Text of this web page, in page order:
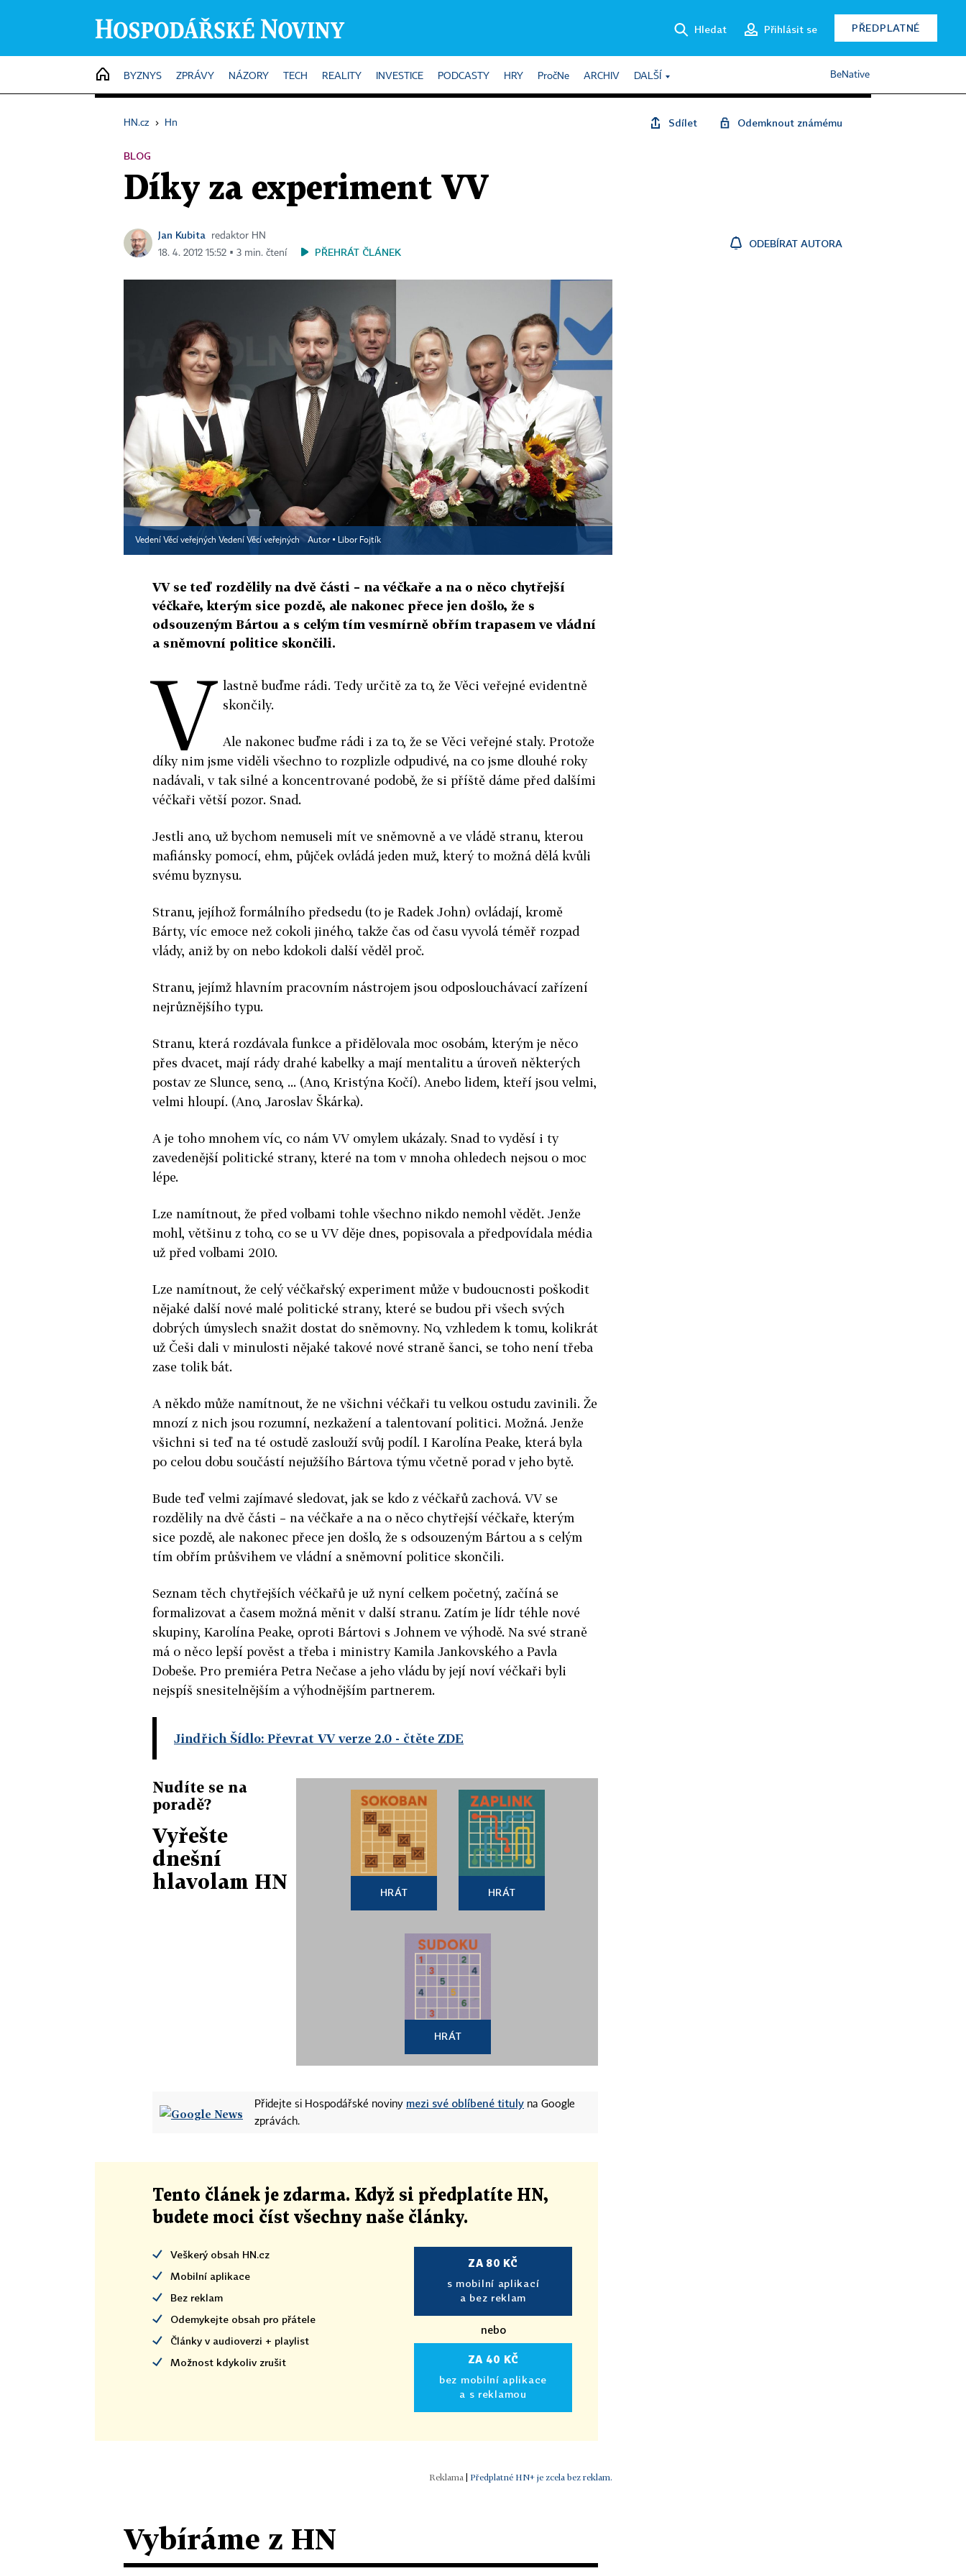
Hledat Přihlásit se PŘEDPLATNÉ
HOME
BYZNYS ZPRÁVY NÁZORY TECH REALITY INVESTICE PODCASTY HRY PročNe ARCHIV DALŠÍ BeNative
HN.cz › Hn Sdílet Odemknout známému
BLOG
Díky za experiment VV
Jan Kubita
redaktor HN
18. 4. 2012 15:52 ▪ 3 min. čtení
PŘEHRÁT ČLÁNEK
ODEBÍRAT AUTORA
Vedení Věcí veřejných Vedení Věcí veřejných Autor ▪ Libor Fojtík
VV se teď rozdělily na dvě části – na véčkaře a na o něco chytřejší
véčkaře, kterým sice pozdě, ale nakonec přece jen došlo, že s
odsouzeným Bártou a s celým tím vesmírně obřím trapasem ve vládní
a sněmovní politice skončili.
V lastně buďme rádi. Tedy určitě za to, že Věci veřejné evidentně
skončily.
Ale nakonec buďme rádi i za to, že se Věci veřejné staly. Protože
díky nim jsme viděli všechno to rozplizle odpudivé, na co jsme dlouhé roky
nadávali, v tak silné a koncentrované podobě, že si příště dáme před dalšími
véčkaři větší pozor. Snad.
Jestli ano, už bychom nemuseli mít ve sněmovně a ve vládě stranu, kterou
mafiánsky pomocí, ehm, půjček ovládá jeden muž, který to možná dělá kvůli
svému byznysu.
Stranu, jejíhož formálního předsedu (to je Radek John) ovládají, kromě
Bárty, víc emoce než cokoli jiného, takže čas od času vyvolá téměř rozpad
vlády, aniž by on nebo kdokoli další věděl proč.
Stranu, jejímž hlavním pracovním nástrojem jsou odposlouchávací zařízení
nejrůznějšího typu.
Stranu, která rozdávala funkce a přidělovala moc osobám, kterým je něco
přes dvacet, mají rády drahé kabelky a mají mentalitu a úroveň některých
postav ze Slunce, seno, ... (Ano, Kristýna Kočí). Anebo lidem, kteří jsou velmi,
velmi hloupí. (Ano, Jaroslav Škárka).
A je toho mnohem víc, co nám VV omylem ukázaly. Snad to vyděsí i ty
zavedenější politické strany, které na tom v mnoha ohledech nejsou o moc
lépe.
Lze namítnout, že před volbami tohle všechno nikdo nemohl vědět. Jenže
mohl, většinu z toho, co se u VV děje dnes, popisovala a předpovídala média
už před volbami 2010.
Lze namítnout, že celý véčkařský experiment může v budoucnosti poškodit
nějaké další nové malé politické strany, které se budou při všech svých
dobrých úmyslech snažit dostat do sněmovny. No, vzhledem k tomu, kolikrát
už Češi dali v minulosti nějaké takové nové straně šanci, se toho není třeba
zase tolik bát.
A někdo může namítnout, že ne všichni véčkaři tu velkou ostudu zavinili. Že
mnozí z nich jsou rozumní, nezkažení a talentovaní politici. Možná. Jenže
všichni si teď na té ostudě zaslouží svůj podíl. I Karolína Peake, která byla
po celou dobu součástí nejužšího Bártova týmu včetně porad v jeho bytě.
Bude teď velmi zajímavé sledovat, jak se kdo z véčkařů zachová. VV se
rozdělily na dvě části – na véčkaře a na o něco chytřejší véčkaře, kterým
sice pozdě, ale nakonec přece jen došlo, že s odsouzeným Bártou a s celým
tím obřím průšvihem ve vládní a sněmovní politice skončili.
Seznam těch chytřejších véčkařů je už nyní celkem početný, začíná se
formalizovat a časem možná měnit v další stranu. Zatím je lídr téhle nové
skupiny, Karolína Peake, oproti Bártovi s Johnem ve výhodě. Na své straně
má o něco lepší pověst a třeba i ministry Kamila Jankovského a Pavla
Dobeše. Pro premiéra Petra Nečase a jeho vládu by její noví véčkaři byli
nejspíš snesitelnějším a výhodnějším partnerem.
Jindřich Šídlo: Převrat VV verze 2.0 - čtěte ZDE
Nudíte se na
poradě?
Vyřešte
dnešní
hlavolam HN
HRÁT HRÁT
HRÁT
Přidejte si Hospodářské noviny mezi své oblíbené tituly na Google
zprávách.
Tento článek je zdarma. Když si předplatíte HN,
budete moci číst všechny naše články.
Veškerý obsah HN.cz
Mobilní aplikace
Bez reklam
Odemykejte obsah pro přátele
Články v audioverzi + playlist
Možnost kdykoliv zrušit
ZA 80 KČ
s mobilní aplikací
a bez reklam
nebo
ZA 40 KČ
bez mobilní aplikace
a s reklamou
| Předplatné HN+ je zcela bez reklam.
Vybíráme z HN